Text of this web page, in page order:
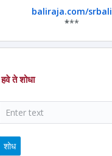
baliraja.com/srbali
***
हवे ते शोधा
शोध